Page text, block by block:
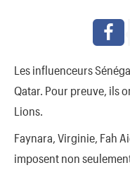
Les influenceurs
Qatar. Pour preuve, ils
Lions.
Faynara, Virginie, Fah
imposent non